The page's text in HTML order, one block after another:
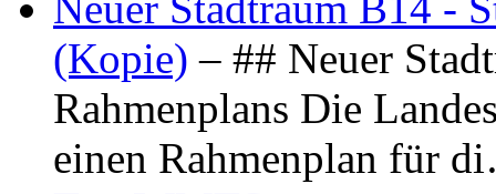
(Kopie) – ## Neuer
Rahmenplans Die
einen Rahmenplan für